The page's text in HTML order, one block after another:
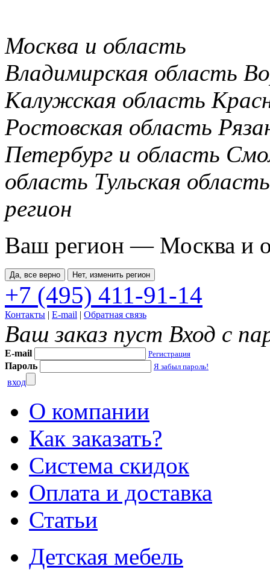
Москва и область
Владимирская область
Калужская область
Ростовская область
Петербург и область
область Тульская область
регион
Ваш регион — Москва и
Да, все верно Нет, изменить регион
+7 (495) 411-91-14
Контакты | E-mail | Обратная связь
Ваш заказ пуст Вход с
E-mail Регистрация
Пароль Я забыл пароль!
вход
О компании
Как заказать?
Система скидок
Оплата и доставка
Статьи
Детская мебель